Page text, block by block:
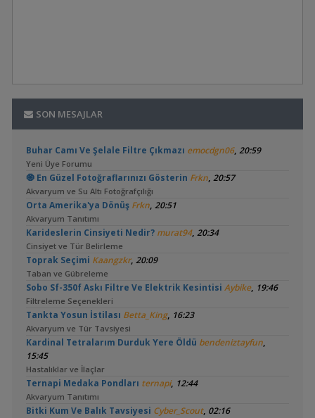
SON MESAJLAR
Buhar Camı Ve Şelale Filtre Çıkmazı emocdgn06, 20:59
Yeni Üye Forumu
🧿 En Güzel Fotoğraflarınızı Gösterin Frkn, 20:57
Akvaryum ve Su Altı Fotoğrafçılığı
Orta Amerika'ya Dönüş Frkn, 20:51
Akvaryum Tanıtımı
Karideslerin Cinsiyeti Nedir? murat94, 20:34
Cinsiyet ve Tür Belirleme
Toprak Seçimi Kaangzkr, 20:09
Taban ve Gübreleme
Sobo Sf-350f Askı Filtre Ve Elektrik Kesintisi Aybike, 19:46
Filtreleme Seçenekleri
Tankta Yosun İstilası Betta_King, 16:23
Akvaryum ve Tür Tavsiyesi
Kardinal Tetralarım Durduk Yere Öldü bendeniztayfun,
15:45
Hastalıklar ve İlaçlar
Ternapi Medaka Pondları ternapi, 12:44
Akvaryum Tanıtımı
Bitki Kum Ve Balık Tavsiyesi Cyber_Scout, 02:16